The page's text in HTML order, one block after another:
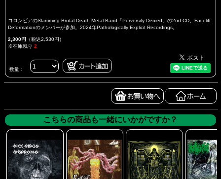
コロンビアのSlamming Brutal Death Metal Band「Perversity Denied」の2nd CD。Facelift
Deformationのメンバーが参加。2024年Pathologically Explicit Recordings。
2,300円 （税込2,530円）
※在庫残り 2
数量：
こちらの商品も一緒にいかがですか？